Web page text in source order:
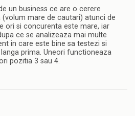
un business ce are o cerere
(volum mare de cautari) atunci de
ori si concurenta este mare, iar
ce se analizeaza mai multe
in care este bine sa testezi si
prima. Uneori functioneaza
pozitia 3 sau 4.